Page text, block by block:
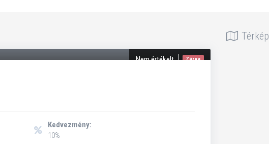
Nem értékelt Zárva
Kedvezmény:
10%
Térkép